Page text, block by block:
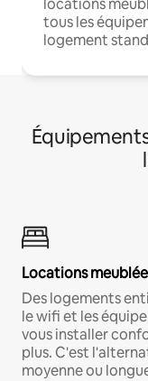
locations
tous les
logement
Locations
Des logements
le wifi et les
vous installer
plus. C'est
moyenne ou